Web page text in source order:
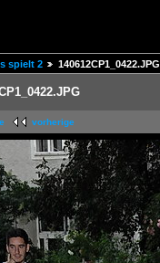
spielt 2 140612CP1_0422.JPG
vorherige